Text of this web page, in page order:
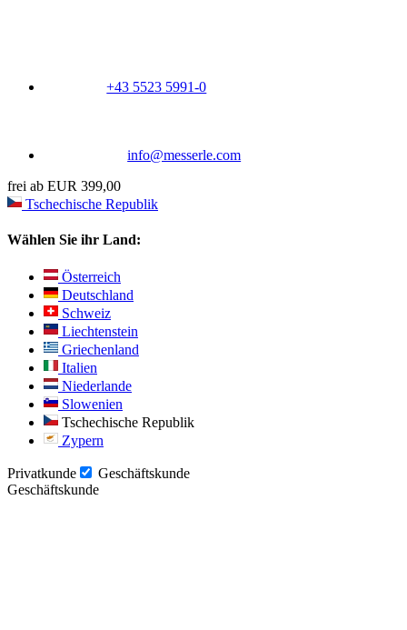
+43 5523 5991-0
info@messerle.com
frei ab EUR 399,00
Tschechische Republik
Wählen Sie ihr Land:
Österreich
Deutschland
Schweiz
Liechtenstein
Griechenland
Italien
Niederlande
Slowenien
Tschechische Republik
Zypern
Privatkunde
Geschäftskunde
Geschäftskunde